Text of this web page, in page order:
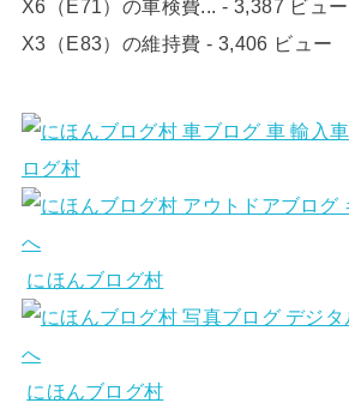
X6（E71）の車検費... - 3,387 ビュー
X3（E83）の維持費 - 3,406 ビュー
ログ村
にほんブログ村
にほんブログ村